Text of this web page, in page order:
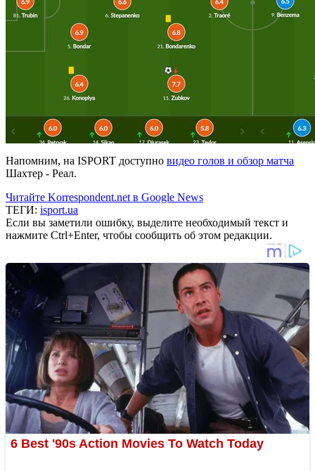
Напомним, на ISPORT доступно видео голов и обзор матча
Шахтер - Реал.
Читайте Korrespondent.net в Google News
ТЕГИ: isport.ua
Если вы заметили ошибку, выделите необходимый текст и
нажмите Ctrl+Enter, чтобы сообщить об этом редакции.